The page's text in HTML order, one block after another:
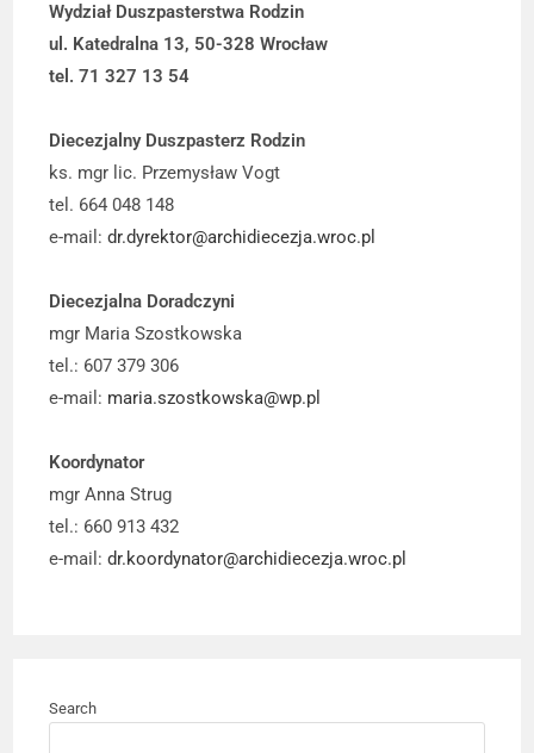
Wydział Duszpasterstwa Rodzin
ul. Katedralna 13, 50-328 Wrocław
tel. 71 327 13 54
Diecezjalny Duszpasterz Rodzin
ks. mgr lic. Przemysław Vogt
tel. 664 048 148
e-mail: dr.dyrektor@archidiecezja.wroc.pl
Diecezjalna Doradczyni
mgr Maria Szostkowska
tel.: 607 379 306
e-mail: maria.szostkowska@wp.pl
Koordynator
mgr Anna Strug
tel.: 660 913 432
e-mail: dr.koordynator@archidiecezja.wroc.pl
Search